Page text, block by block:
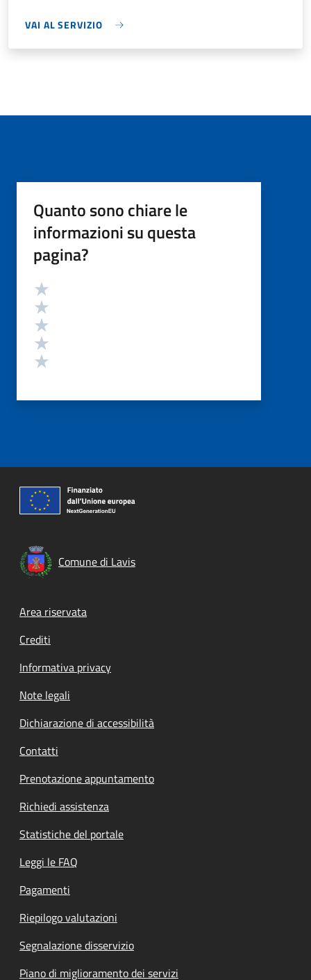
VAI AL SERVIZIO
Quanto sono chiare le
informazioni su questa
pagina?
Valutazione
Comune di Lavis
Footer menu
Area riservata
Crediti
Informativa privacy
Note legali
Dichiarazione di accessibilità
Contatti
Prenotazione appuntamento
Richiedi assistenza
Statistiche del portale
Leggi le FAQ
Pagamenti
Riepilogo valutazioni
Segnalazione disservizio
Piano di miglioramento dei servizi